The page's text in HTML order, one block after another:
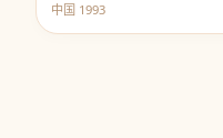
中国 1993